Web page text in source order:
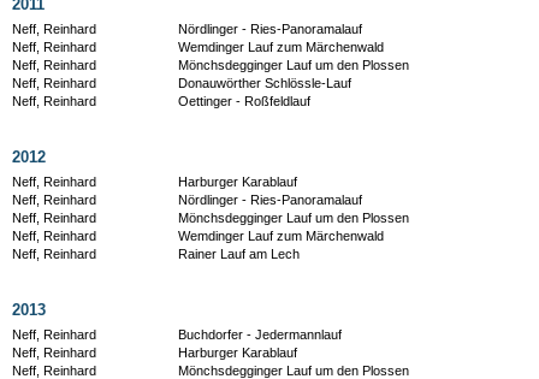
2011
Neff, Reinhard
Nördlinger - Ries-Panoramalauf
Neff, Reinhard
Wemdinger Lauf zum Märchenwald
Neff, Reinhard
Mönchsdegginger Lauf um den Plossen
Neff, Reinhard
Donauwörther Schlössle-Lauf
Neff, Reinhard
Oettinger - Roßfeldlauf
2012
Neff, Reinhard
Harburger Karablauf
Neff, Reinhard
Nördlinger - Ries-Panoramalauf
Neff, Reinhard
Mönchsdegginger Lauf um den Plossen
Neff, Reinhard
Wemdinger Lauf zum Märchenwald
Neff, Reinhard
Rainer Lauf am Lech
2013
Neff, Reinhard
Buchdorfer - Jedermannlauf
Neff, Reinhard
Harburger Karablauf
Neff, Reinhard
Mönchsdegginger Lauf um den Plossen